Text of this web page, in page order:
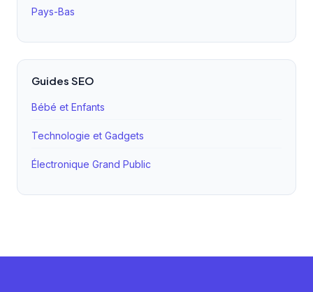
Pays-Bas
Guides SEO
Bébé et Enfants
Technologie et Gadgets
Électronique Grand Public